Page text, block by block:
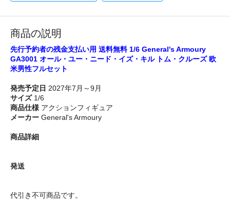
商品の説明
先行予約者の残金支払い用 送料無料 1/6 General's Armoury
GA3001 オール・ユー・ニード・イズ・キル トム・クルーズ 欧
米男性フルセット
発売予定日 2027年7月～9月
サイズ1/6
商品仕様 アクションフィギュア
メーカー General's Armoury
商品詳細
発送
代引き不可商品です。